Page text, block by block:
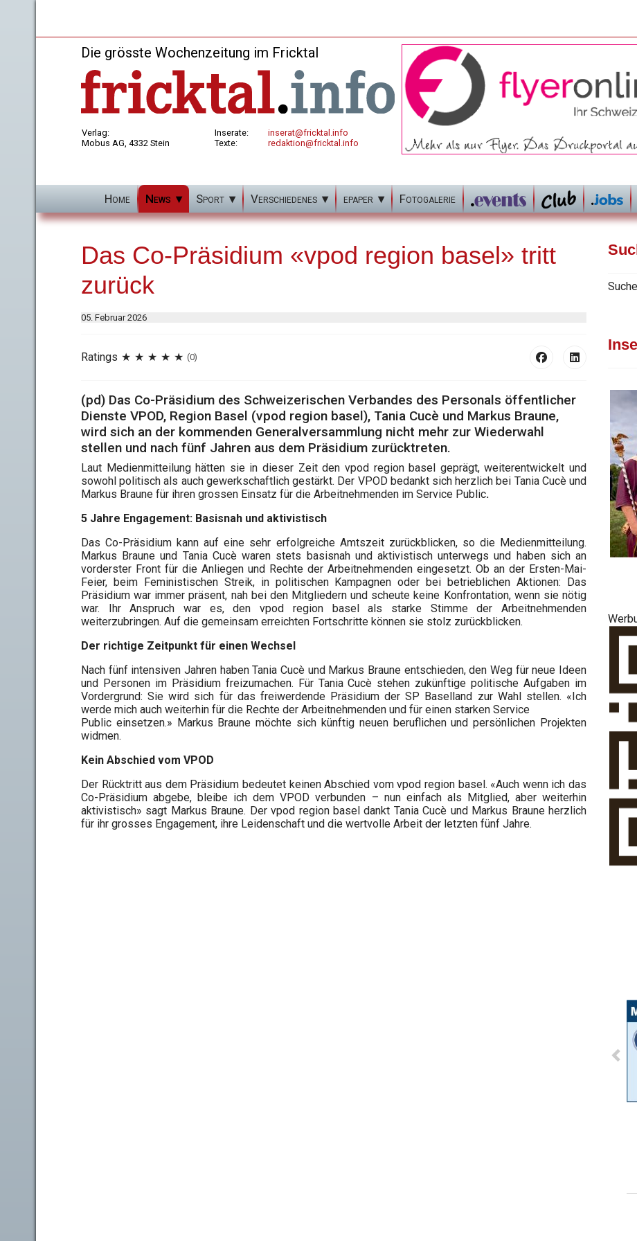
Die grösste Wochenzeitung im Fricktal
Verlag:
Mobus AG, 4332 Stein
Inserate:
Texte:
inserat@fricktal.info
redaktion@fricktal.info
Home News Sport Verschiedenes epaper Fotogalerie
Das Co-Präsidium «vpod region basel» tritt
zurück
05. Februar 2026
Ratings (0)
(pd) Das Co-Präsidium des Schweizerischen Verbandes des Personals öffentlicher
Dienste VPOD, Region Basel (vpod region basel), Tania Cucè und Markus Braune,
wird sich an der kommenden Generalversammlung nicht mehr zur Wiederwahl
stellen und nach fünf Jahren aus dem Präsidium zurücktreten.
Laut Medienmitteilung hätten sie in dieser Zeit den vpod region basel geprägt, weiterentwickelt und
sowohl politisch als auch gewerkschaftlich gestärkt. Der VPOD bedankt sich herzlich bei Tania Cucè und
Markus Braune für ihren grossen Einsatz für die Arbeitnehmenden im Service Public.
5 Jahre Engagement: Basisnah und aktivistisch
Das Co-Präsidium kann auf eine sehr erfolgreiche Amtszeit zurückblicken, so die Medienmitteilung.
Markus Braune und Tania Cucè waren stets basisnah und aktivistisch unterwegs und haben sich an
vorderster Front für die Anliegen und Rechte der Arbeitnehmenden eingesetzt. Ob an der Ersten-Mai-
Feier, beim Feministischen Streik, in politischen Kampagnen oder bei betrieblichen Aktionen: Das
Präsidium war immer präsent, nah bei den Mitgliedern und scheute keine Konfrontation, wenn sie nötig
war. Ihr Anspruch war es, den vpod region basel als starke Stimme der Arbeitnehmenden
weiterzubringen. Auf die gemeinsam erreichten Fortschritte können sie stolz zurückblicken.
Der richtige Zeitpunkt für einen Wechsel
Nach fünf intensiven Jahren haben Tania Cucè und Markus Braune entschieden, den Weg für neue Ideen
und Personen im Präsidium freizumachen. Für Tania Cucè stehen zukünftige politische Aufgaben im
Vordergrund: Sie wird sich für das freiwerdende Präsidium der SP Baselland zur Wahl stellen. «Ich
werde mich auch weiterhin für die Rechte der Arbeitnehmenden und für einen starken Service
Public einsetzen.» Markus Braune möchte sich künftig neuen beruflichen und persönlichen Projekten
widmen.
Kein Abschied vom VPOD
Der Rücktritt aus dem Präsidium bedeutet keinen Abschied vom vpod region basel. «Auch wenn ich das
Co-Präsidium abgebe, bleibe ich dem VPOD verbunden – nun einfach als Mitglied, aber weiterhin
aktivistisch» sagt Markus Braune. Der vpod region basel dankt Tania Cucè und Markus Braune herzlich
für ihr grosses Engagement, ihre Leidenschaft und die wertvolle Arbeit der letzten fünf Jahre.